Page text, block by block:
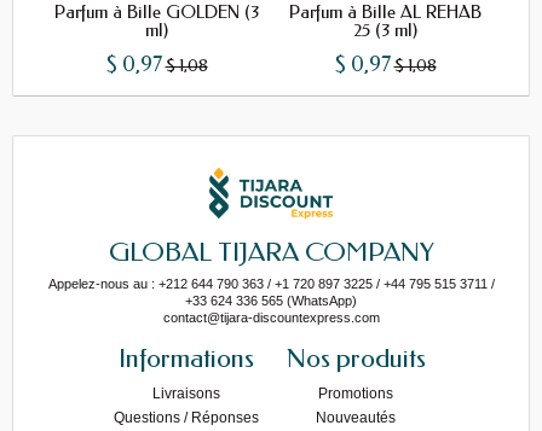
Parfum à Bille GOLDEN (3
ml)
$ 0,97$ 1,08
Parfum à Bille AL REHAB
25 (3 ml)
$ 0,97$ 1,08
GLOBAL TIJARA COMPANY
Appelez-nous au : +212 644 790 363 / +1 720 897 3225 / +44 795 515 3711 /
+33 624 336 565 (WhatsApp)
contact@tijara-discountexpress.com
Informations
Livraisons
Questions / Réponses
Nos produits
Promotions
Nouveautés